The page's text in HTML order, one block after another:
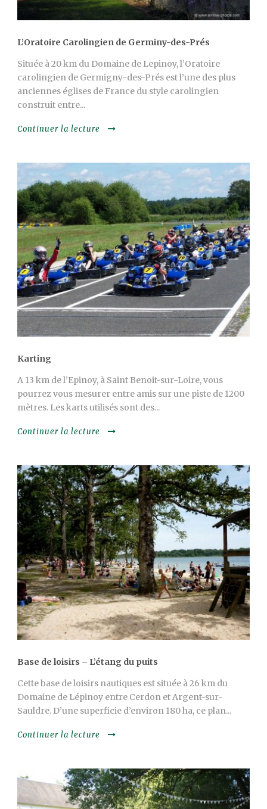
L’Oratoire Carolingien de Germiny-des-Prés
Située à 20 km du Domaine de Lepinoy, l’Oratoire
carolingien de Germigny-des-Prés est l’une des plus
anciennes églises de France du style carolingien
construit entre...
Continuer la lecture
Karting
A 13 km de l’Epinoy, à Saint Benoit-sur-Loire, vous
pourrez vous mesurer entre amis sur une piste de 1200
mètres. Les karts utilisés sont des...
Continuer la lecture
Base de loisirs – L’étang du puits
Cette base de loisirs nautiques est située à 26 km du
Domaine de Lépinoy entre Cerdon et Argent-sur-
Sauldre. D’une superficie d’environ 180 ha, ce plan...
Continuer la lecture